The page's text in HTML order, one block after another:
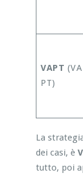
VAPT
PT)
La
dei casi, è
tutto, poi